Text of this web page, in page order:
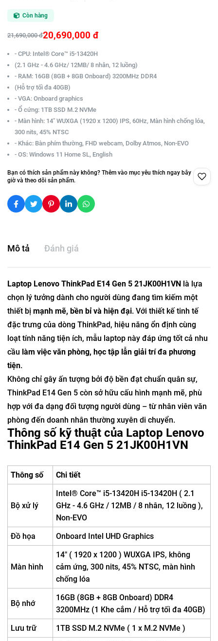
Còn hàng
21,690,000 đ20,690,000 đ
- CPU: Intel® Core™ i5-13420H
(2.1 GHz - 4.6 GHz/ 12MB/ 8 nhân, 12 luồng)
- RAM: 16GB (8GB + 8GB Onboard) 3200MHz DDR4
(Hỗ trợ tối đa 40GB)
- VGA: Onboard graphics
- Ổ cứng: 1TB SSD M.2 NVMe
- Màn hình: 14" WUXGA (1920 x 1200) IPS, 60Hz, Màn hình chống lóa,
300 nits, 45% NTSC
- Khác: Bàn phím thường, FHD webcam, Dolby Atmos, Non-EVO
- OS: Windows 11 Home SL, English
Bạn có thích sản phẩm này không? Thêm vào mục yêu thích ngay bây
giờ và theo dõi sản phẩm.
Mô tả Đánh giá
Laptop Lenovo ThinkPad E14 Gen 5 21JK00H1VN là lựa
chọn lý tưởng dành cho người dùng đang tìm kiếm một
thiết bị mạnh mẽ, bền bỉ và hiện đại. Với thiết kế tinh tế
đặc trưng của dòng ThinkPad, hiệu năng ổn định cùng
loạt tính năng tiện ích, mẫu laptop này đáp ứng tốt cả nhu
cầu làm việc văn phòng, học tập lẫn giải trí đa phương
tiện.
Không chỉ gây ấn tượng bởi độ bền đạt chuẩn quân sự,
ThinkPad E14 Gen 5 còn sở hữu cấu hình mạnh mẽ, phù
hợp với đa dạng đối tượng người dùng – từ nhân viên văn
phòng đến doanh nhân thường xuyên di chuyển.
Thông số kỹ thuật của Laptop Lenovo
ThinkPad E14 Gen 5 21JK00H1VN
Thông số Chi tiết
Bộ xử lý
Intel® Core™ i5-13420H i5-13420H ( 2.1
GHz - 4.6 GHz / 12MB / 8 nhân, 12 luồng ),
Non-EVO
Đồ họa
Onboard Intel UHD Graphics
Màn hình
14" ( 1920 x 1200 ) WUXGA IPS, không
cảm ứng, 300 nits, 45% NTSC, màn hình
chống lóa
Bộ nhớ
16GB (8GB + 8GB Onboard) DDR4
3200MHz (1 Khe cắm / Hỗ trợ tối đa 40GB)
Lưu trữ
1TB SSD M.2 NVMe ( 1 x M.2 NVMe )